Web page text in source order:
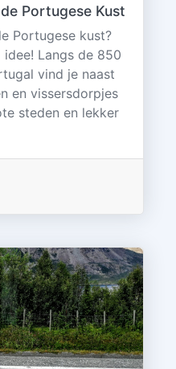
Portugese Kust
Portugese kust?
Langs de 850
vind je naast
en vissersdorpjes
steden en lekker